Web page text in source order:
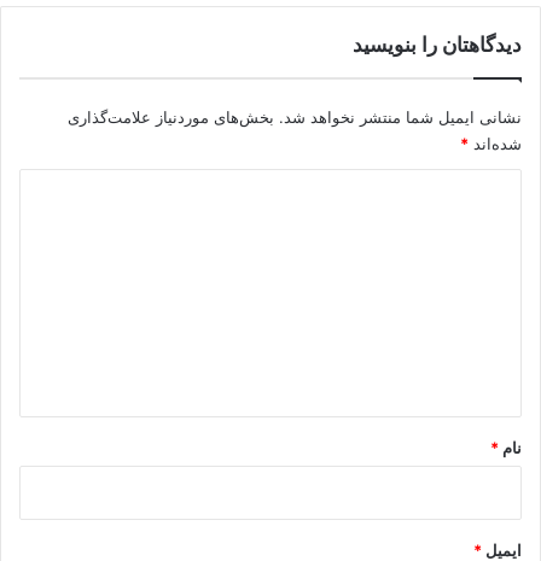
دیدگاهتان را بنویسید
نشانی ایمیل شما منتشر نخواهد شد. بخش‌های موردنیاز علامت‌گذاری
شده‌اند *
نام *
ایمیل *